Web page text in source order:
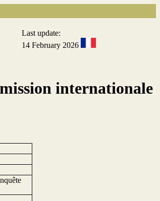
Last update:
14 February 2026
internationale